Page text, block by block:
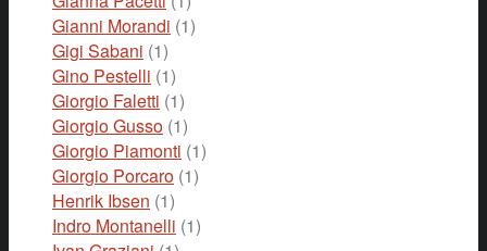
Gianni Morandi (1)
Gigi Sabani (1)
Gino Pestelli (1)
Giorgio Faletti (1)
Giorgio Gusso (1)
Giorgio Piamonti (1)
Giorgio Porcaro (1)
Henrik Ibsen (1)
Indro Montanelli (1)